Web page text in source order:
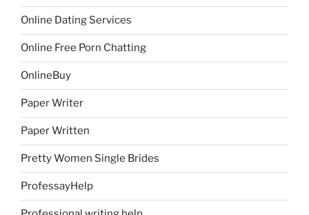
Online Dating Services
Online Free Porn Chatting
OnlineBuy
Paper Writer
Paper Written
Pretty Women Single Brides
ProfessayHelp